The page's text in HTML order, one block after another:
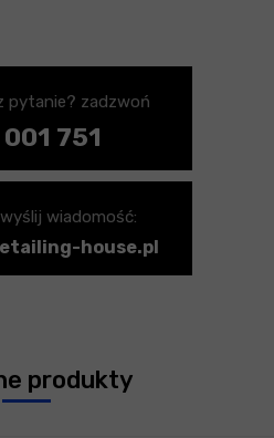
pytanie? zadzwoń
751
wiadomość:
house.pl
produkty